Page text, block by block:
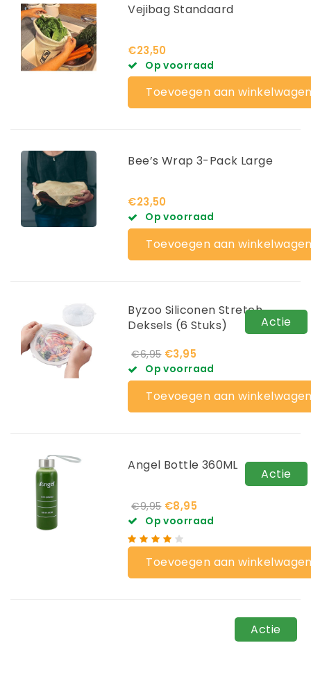
Vejibag Standaard
€23,50
Op voorraad
Toevoegen aan
Bee’s Wrap 3-Pack Large
€23,50
Op voorraad
Toevoegen aan
Actie
Byzoo Siliconen Stretch
Deksels (6 Stuks)
€6,95 €3,95
Op voorraad
Toevoegen aan
Actie
Angel Bottle 360ML
€9,95 €8,95
Op voorraad
Toevoegen aan
Actie